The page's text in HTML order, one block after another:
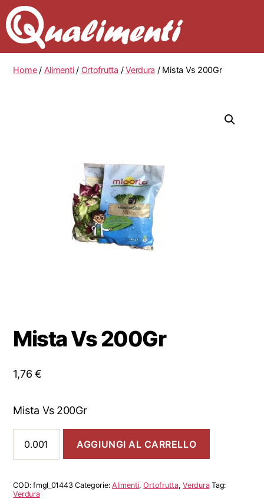
Home/ Alimenti/ Ortofrutta /Verdura / Mista Vs 200Gr
Mista Vs 200Gr
1,76€
Mista Vs 200Gr
200Gr
AGGIUNGI AL CARRELLO
COD:fmgl_01443 Categorie:Alimenti,Ortofrutta,Verdura Tag:
Verdura